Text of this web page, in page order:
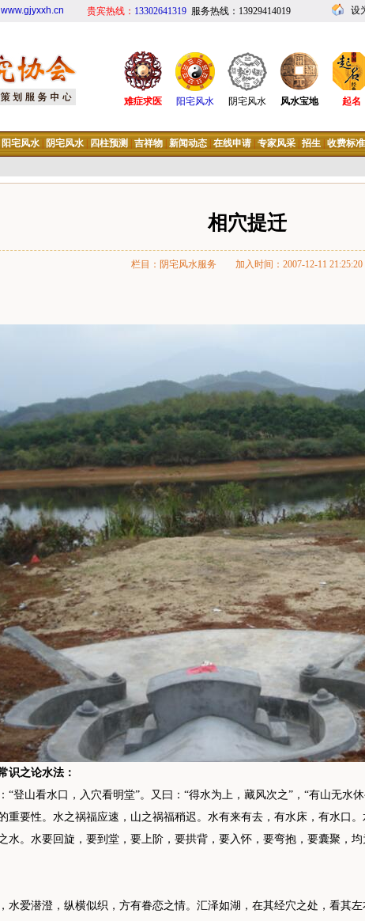
www.gjyxxh.cn 贵宾热线： 13302641319 服务热线：13929414019 设
难症求医 阳宅风水 阴宅风水 风水宝地 起名
阳宅风水 阴宅风水 四柱预测 吉祥物 新闻动态 在线申请 专家风采 招生 收费标准
相穴提迁
栏目：阴宅风水服务 加入时间：2007-12-11 21:25:20
识之论水法：
“登山看水口，入穴看明堂”。又曰：“得水为上，藏风次之”，“有山无水
重要性。水之祸福应速，山之祸福稍迟。水有来有去，有水床，有水口
水。水要回旋，要到堂，要上阶，要拱背，要入怀，要弯抱，要囊聚，
水爱潜澄，纵横似织，方有眷恋之情。汇泽如湖，在其经穴之处，看其